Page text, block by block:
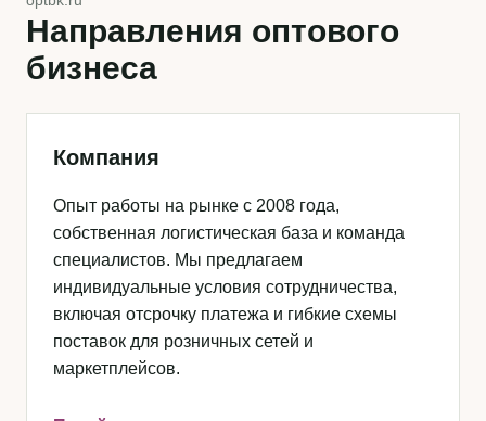
Направления оптового
бизнеса
Компания
Опыт работы на рынке с 2008 года,
собственная логистическая база и команда
специалистов. Мы предлагаем
индивидуальные условия сотрудничества,
включая отсрочку платежа и гибкие схемы
поставок для розничных сетей и
маркетплейсов.